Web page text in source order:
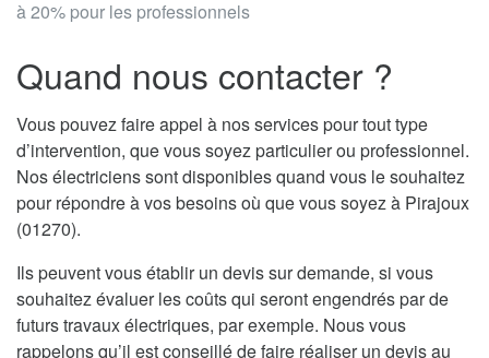
à 20% pour les professionnels
Quand nous contacter ?
Vous pouvez faire appel à nos services pour tout type
d’intervention, que vous soyez particulier ou professionnel.
Nos électriciens sont disponibles quand vous le souhaitez
pour répondre à vos besoins où que vous soyez à Pirajoux
(01270).
Ils peuvent vous établir un devis sur demande, si vous
souhaitez évaluer les coûts qui seront engendrés par de
futurs travaux électriques, par exemple. Nous vous
rappelons qu’il est conseillé de faire réaliser un devis au